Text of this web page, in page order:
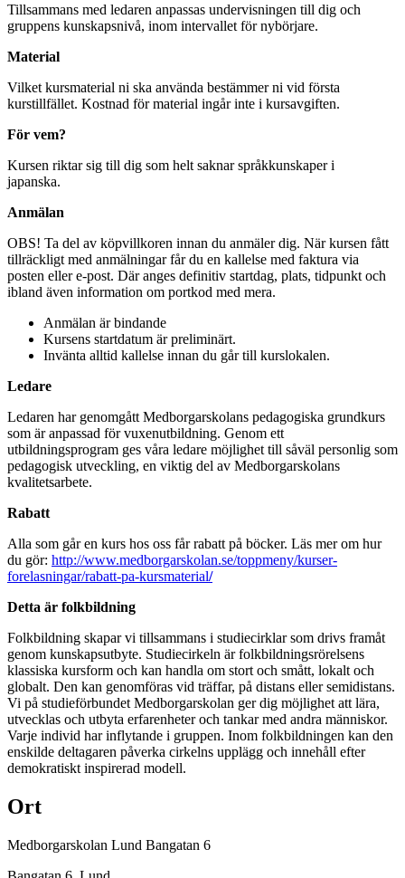
Tillsammans med ledaren anpassas undervisningen till dig och
gruppens kunskapsnivå, inom intervallet för nybörjare.
Material
Vilket kursmaterial ni ska använda bestämmer ni vid första
kurstillfället. Kostnad för material ingår inte i kursavgiften.
För vem?
Kursen riktar sig till dig som helt saknar språkkunskaper i
japanska.
Anmälan
OBS! Ta del av köpvillkoren innan du anmäler dig. När kursen fått
tillräckligt med anmälningar får du en kallelse med faktura via
posten eller e-post. Där anges definitiv startdag, plats, tidpunkt och
ibland även information om portkod med mera.
Anmälan är bindande
Kursens startdatum är preliminärt.
Invänta alltid kallelse innan du går till kurslokalen.
Ledare
Ledaren har genomgått Medborgarskolans pedagogiska grundkurs
som är anpassad för vuxenutbildning. Genom ett
utbildningsprogram ges våra ledare möjlighet till såväl personlig som
pedagogisk utveckling, en viktig del av Medborgarskolans
kvalitetsarbete.
Rabatt
Alla som går en kurs hos oss får rabatt på böcker. Läs mer om hur
du gör: http://www.medborgarskolan.se/toppmeny/kurser-
forelasningar/rabatt-pa-kursmaterial/
Detta är folkbildning
Folkbildning skapar vi tillsammans i studiecirklar som drivs framåt
genom kunskapsutbyte. Studiecirkeln är folkbildningsrörelsens
klassiska kursform och kan handla om stort och smått, lokalt och
globalt. Den kan genomföras vid träffar, på distans eller semidistans.
Vi på studieförbundet Medborgarskolan ger dig möjlighet att lära,
utvecklas och utbyta erfarenheter och tankar med andra människor.
Varje individ har inflytande i gruppen. Inom folkbildningen kan den
enskilde deltagaren påverka cirkelns upplägg och innehåll efter
demokratiskt inspirerad modell.
Ort
Medborgarskolan Lund Bangatan 6